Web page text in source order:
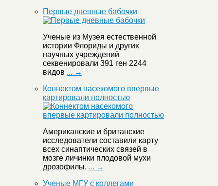
Первые дневные бабочки
Ученые из Музея естественной
истории Флориды и других
научных учреждений
секвенировали 391 ген 2244
видов ... →
Коннектом насекомого впервые
картировали полностью
Американские и британские
исследователи составили карту
всех синаптических связей в
мозге личинки плодовой мухи
дрозофилы. ... →
Ученые МГУ с коллегами